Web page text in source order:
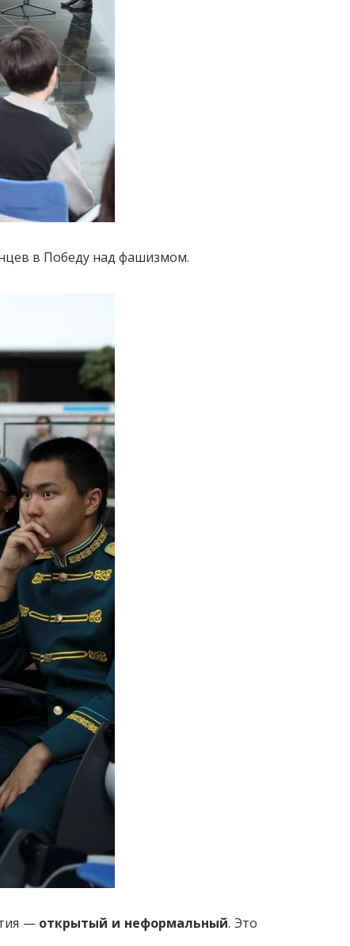
в Победу над фашизмом.
— открытый и неформальный. Это